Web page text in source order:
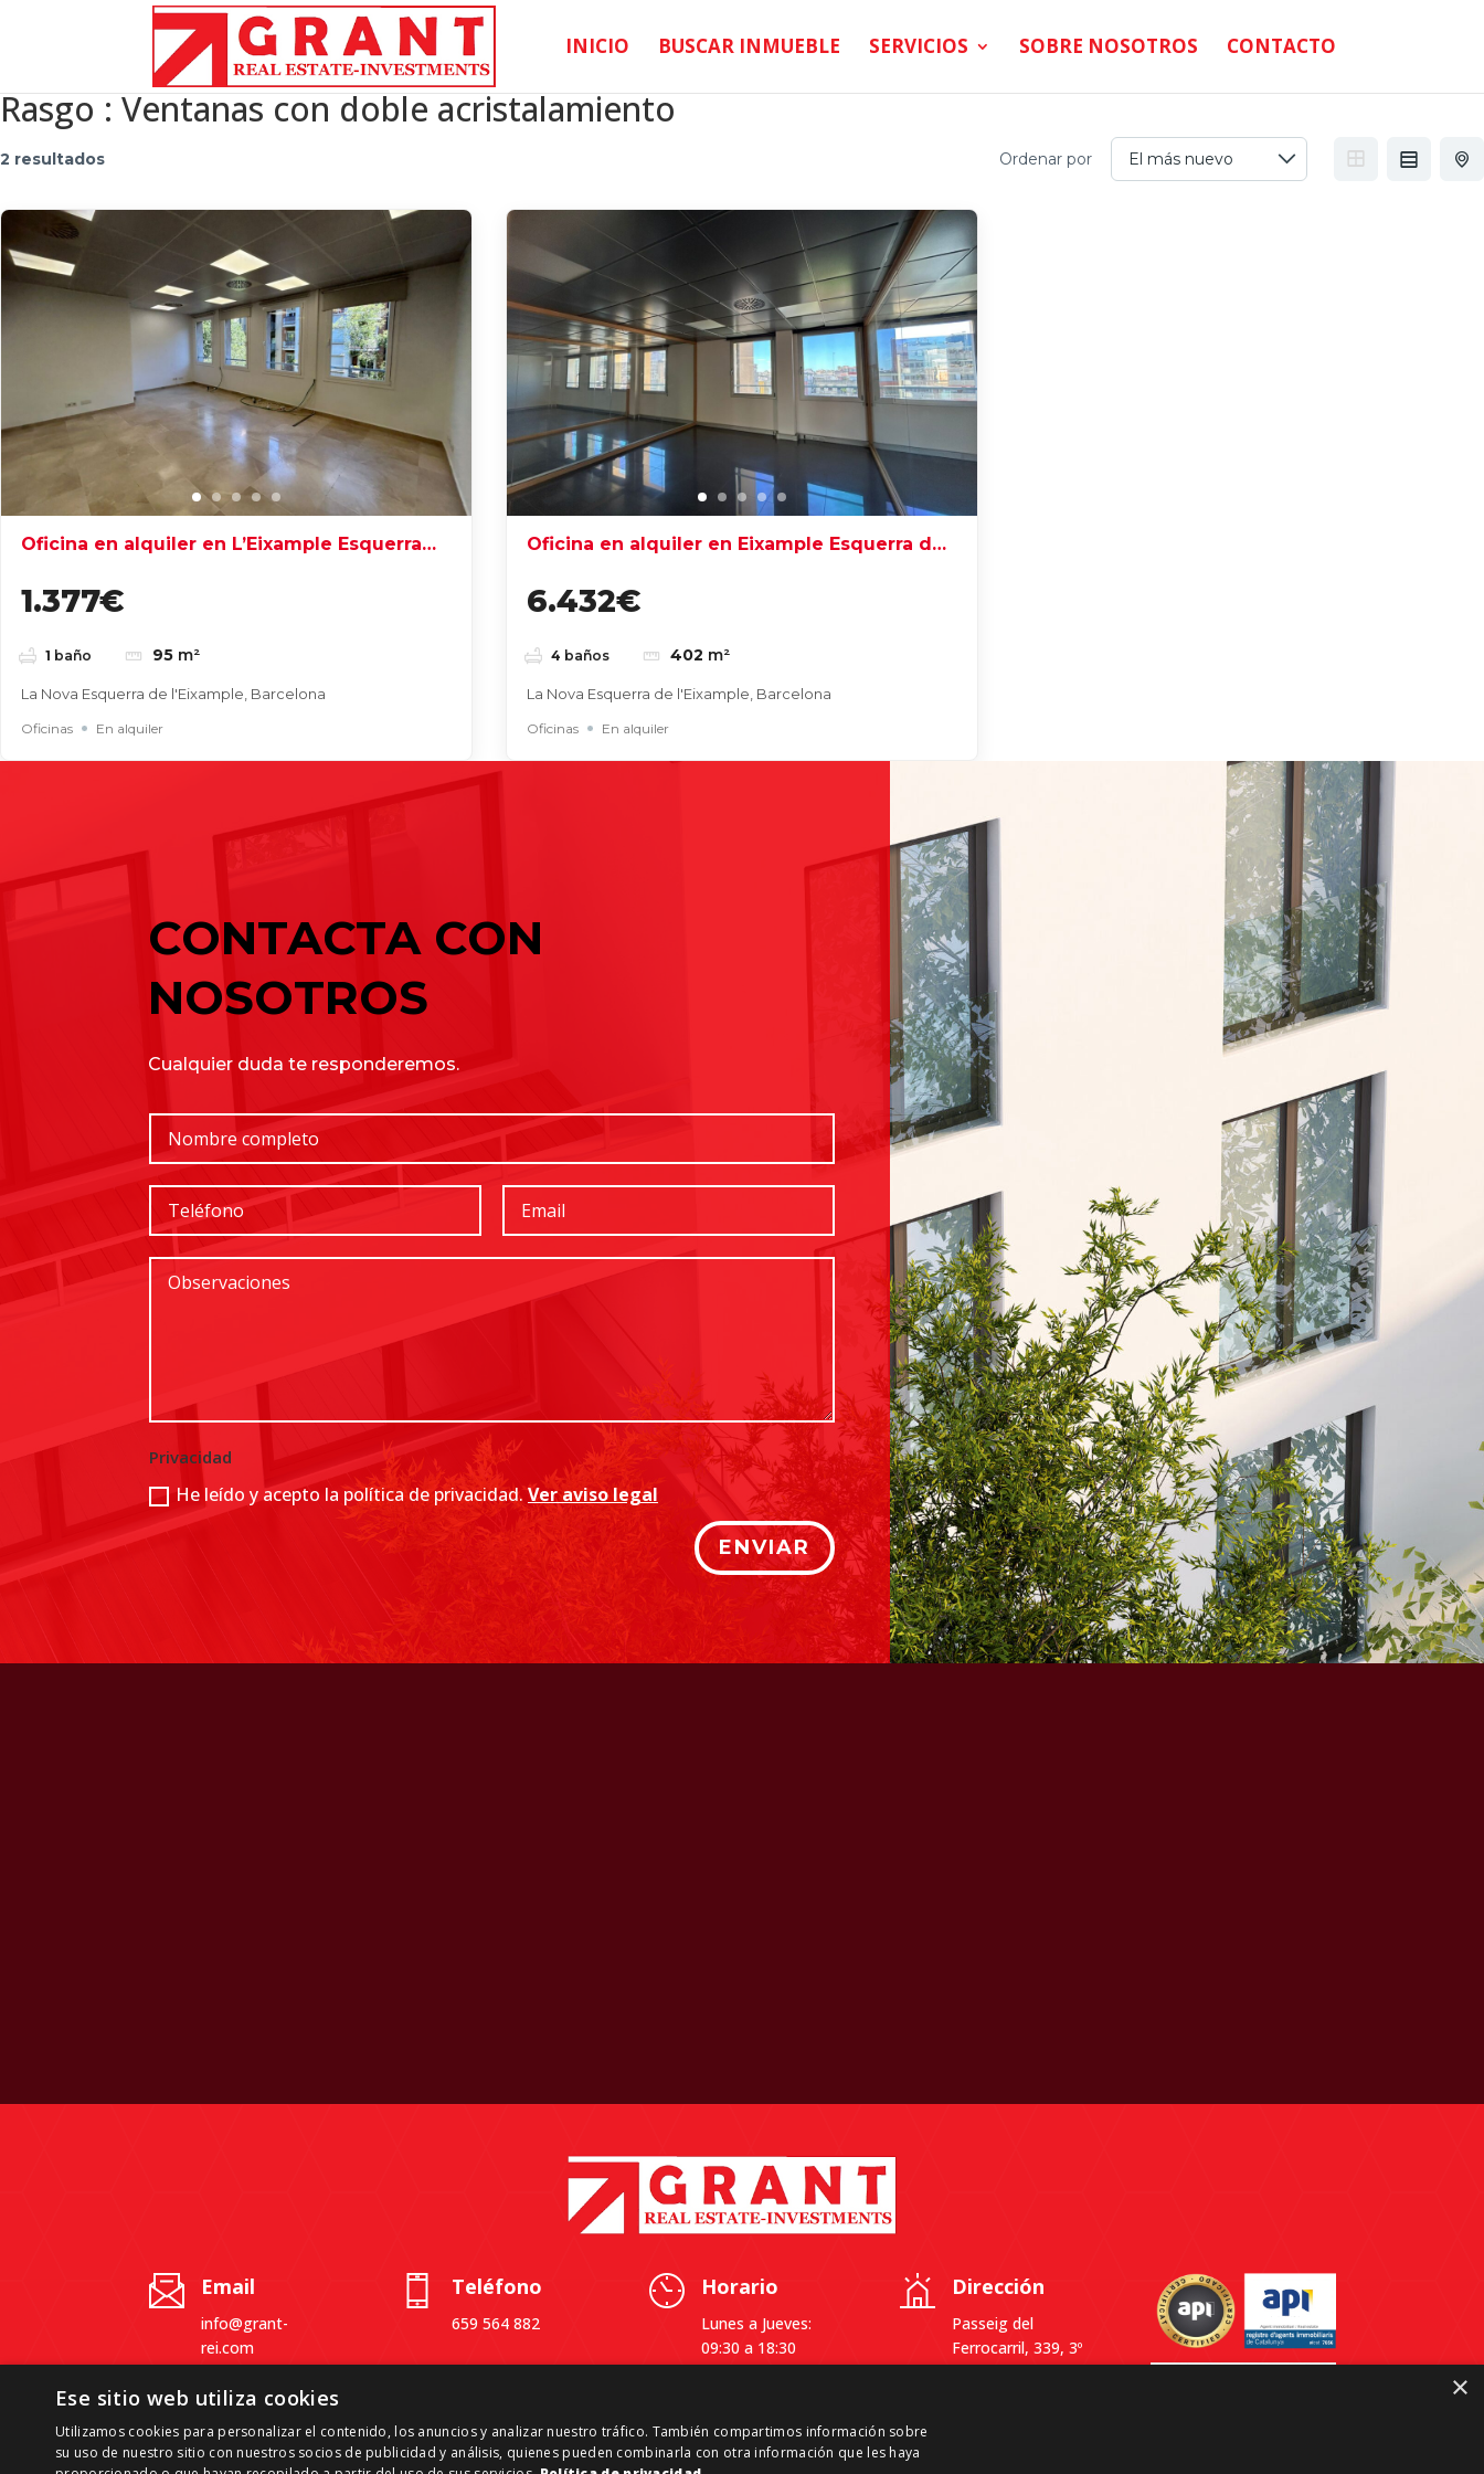
INICIO BUSCAR INMUEBLE SERVICIOS SOBRE NOSOTROS CONTACTO
Rasgo :Ventanas con doble acristalamiento
2 resultados Ordenar por
Oficina en alquiler en L’Eixample Esquerra
1.377€
1 baño 95 m²
La Nova Esquerra de l'Eixample, Barcelona
Oficinas En alquiler
Oficina en alquiler en Eixample Esquerra de
6.432€
4 baños 402 m²
La Nova Esquerra de l'Eixample, Barcelona
Oficinas En alquiler
Entradas recientes
Cómo elegir una nave industrial para tu empresa: guía completa para tomar la mejor decisión
Naves industriales en alquiler en Gavà y Baix Llobregat: guía de julio para elegir bien
Cómo elegir una nave industrial para tu empresa: guía completa para tomar la mejor decisión
Comentarios recientes
No hay comentarios que mostrar.
CONTACTA CON
NOSOTROS
Cualquier duda te responderemos.
Privacidad
He leído y acepto la política de privacidad.Ver aviso legal
ENVIAR
Email
info@grant-
rei.com
Teléfono
659 564 882
Horario
Lunes a Jueves:
09:30 a 18:30
Viernes: 09:30 a
Dirección
Passeig del
Ferrocarril, 339, 3º
4ª, Despacho B,
×
Ese sitio web utiliza cookies
Utilizamos cookies para personalizar el contenido, los anuncios y analizar nuestro tráfico. También compartimos información sobre
su uso de nuestro sitio con nuestros socios de publicidad y análisis, quienes pueden combinarla con otra información que les haya